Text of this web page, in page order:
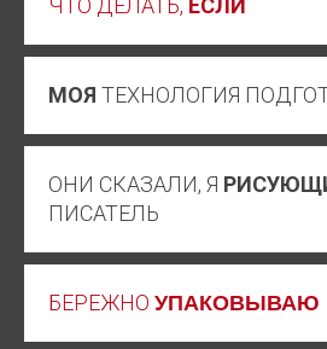
ЧТО ДЕЛАТЬ, ЕСЛИ
МОЯ ТЕХНОЛОГИЯ
ОНИ СКАЗАЛИ, Я
ПИСАТЕЛЬ
БЕРЕЖНО УПАКОВЫВАЮ